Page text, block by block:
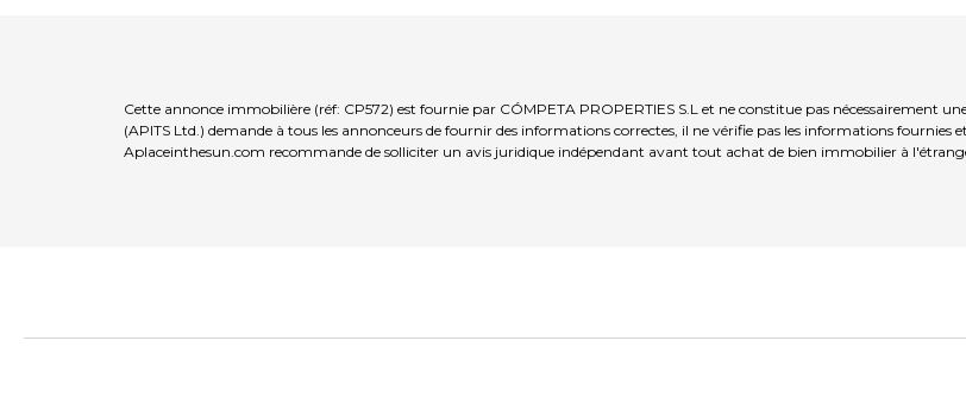
Cette annonce immobilière (réf: CP572) est fournie par CÓMPETA PROPERTIES S.L et ne constitue pas nécessairement
(APITS Ltd.) demande à tous les annonceurs de fournir des informations correctes, il ne vérifie pas les informations fournies
Aplaceinthesun.com recommande de solliciter un avis juridique indépendant avant tout achat de bien immobilier à